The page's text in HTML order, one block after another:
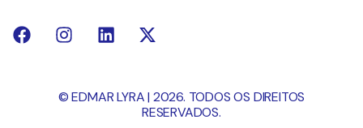
© EDMAR LYRA | 2026. TODOS OS DIREITOS
RESERVADOS.